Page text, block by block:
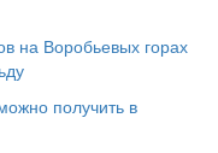
на Воробьевых горах
получить в